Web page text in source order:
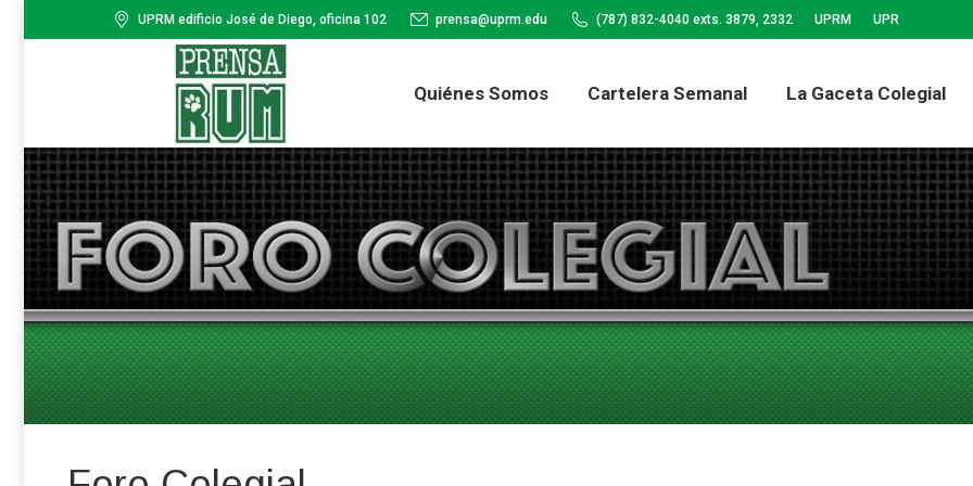
UPRM edificio José de Diego, oficina 102 prensa@uprm.edu (787) 832-4040 exts. 3879, 2332 UPRM UPR
Quiénes Somos Cartelera Semanal La Gaceta Colegial
Quiénes Somos Cartelera Semanal